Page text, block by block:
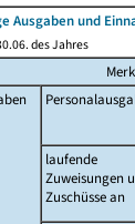
Ausgaben und
des Jahres
laufende
Zuweisungen
Zuschüsse an